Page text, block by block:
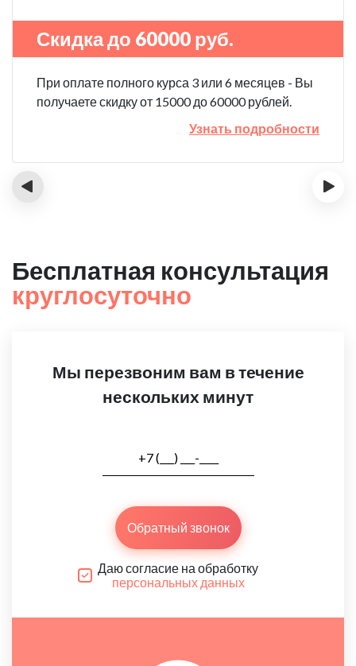
Скидка до 60000 руб.
При оплате полного курса 3 или 6 месяцев - Вы
получаете скидку от 15000 до 60000 рублей.
Узнать подробности
‹ ›
Бесплатная консультация
круглосуточно
Мы перезвоним вам в течение
нескольких минут
Обратный звонок
Даю согласие на обработку
персональных данных